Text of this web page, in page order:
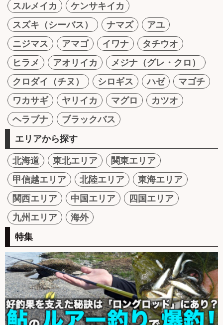
スルメイカ
ケンサキイカ
スズキ（シーバス）
ナマズ
アユ
ニジマス
アマゴ イワナ
タチウオ
ヒラメ
アオリイカ
メジナ（グレ・クロ）
クロダイ（チヌ）
シロギス ハゼ
マゴチ
ワカサギ
ヤリイカ マグロ
カツオ
ヘラブナ
ブラックバス
エリアから探す
北海道 東北エリア
関東エリア
甲信越エリア
北陸エリア
東海エリア
関西エリア
中国エリア
四国エリア
九州エリア
海外
特集